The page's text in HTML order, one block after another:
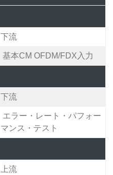
下流
基本CM OFDM/FDX入力
下流
エラー・レート・パフォー
マンス・テスト
上流